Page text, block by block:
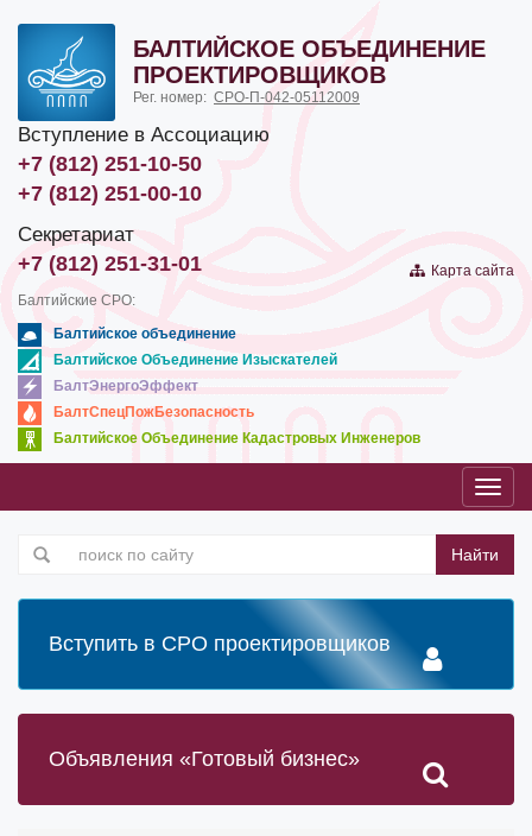
БАЛТИЙСКОЕ ОБЪЕДИНЕНИЕ
ПРОЕКТИРОВЩИКОВ
Рег. номер: СРО-П-042-05112009
Вступление в Ассоциацию
+7 (812) 251-10-50
+7 (812) 251-00-10
Секретариат
+7 (812) 251-31-01
Карта сайта
Балтийские СРО:
Балтийское объединение
Балтийское Объединение Изыскателей
БалтЭнергоЭффект
БалтСпецПожБезопасность
Балтийское Объединение Кадастровых Инженеров
Найти
Вступить в СРО проектировщиков
Объявления «Готовый бизнес»